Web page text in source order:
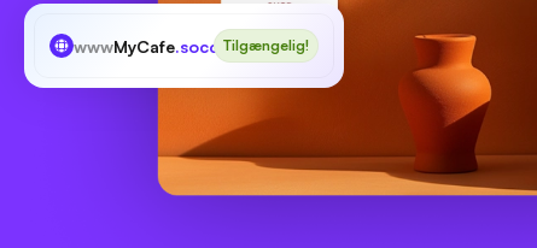
wwwMyCafe.soccerTilgængelig!